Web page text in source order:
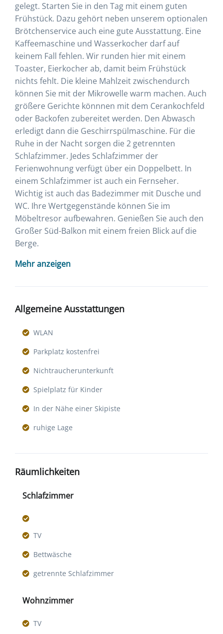
gelegt. Starten Sie in den Tag mit einem guten
Frühstück. Dazu gehört neben unserem optionalen
Brötchenservice auch eine gute Ausstattung. Eine
Kaffeemaschine und Wasserkocher darf auf
keinem Fall fehlen. Wir runden hier mit einem
Toaster, Eierkocher ab, damit beim Frühstück
nichts fehlt. Die kleine Mahlzeit zwischendurch
können Sie mit der Mikrowelle warm machen. Auch
größere Gerichte könnnen mit dem Cerankochfeld
oder Backofen zubereitet werden. Den Abwasch
erledigt dann die Geschirrspülmaschine. Für die
Ruhe in der Nacht sorgen die 2 getrennten
Schlafzimmer. Jedes Schlafzimmer der
Ferienwohnung verfügt über ein Doppelbett. In
einem Schlafzimmer ist auch ein Fernseher.
Wichtig ist auch das Badezimmer mit Dusche und
WC. Ihre Wertgegenstände können Sie im
Möbeltresor aufbewahren. Genießen Sie auch den
Großer Süd-Balkon mit einem freien Blick auf die
Berge.
Mehr anzeigen
Allgemeine Ausstattungen
WLAN
Parkplatz kostenfrei
Nichtraucherunterkunft
Spielplatz für Kinder
In der Nähe einer Skipiste
ruhige Lage
Räumlichkeiten
Schlafzimmer
TV
Bettwäsche
getrennte Schlafzimmer
Wohnzimmer
TV